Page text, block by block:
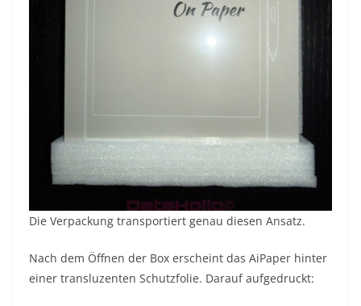
Die Verpackung transportiert genau diesen Ansatz.
Nach dem Öffnen der Box erscheint das AiPaper hinter
einer transluzenten Schutzfolie. Darauf aufgedruckt: